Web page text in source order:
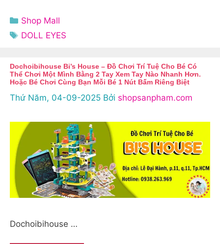
Danh
mục
Shop Mall
Thẻ
DOLL EYES
Dochoibihouse Bi’s House – Đồ Chơi Trí Tuệ Cho Bé Có
Thể Chơi Một Mình Bằng 2 Tay Xem Tay Nào Nhanh Hơn.
Hoặc Bé Chơi Cùng Bạn Mỗi Bé 1 Nút Bấm Riêng Biệt
Thứ Năm, 04-09-2025 Bởi shopsanpham.com
Dochoibihouse …